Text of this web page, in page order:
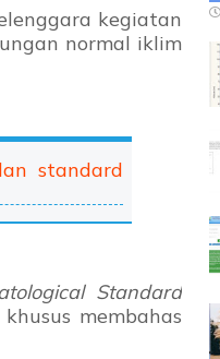
kegiatan
normal iklim
standard
Standard
membahas